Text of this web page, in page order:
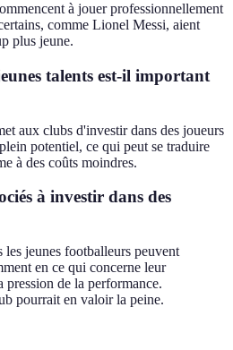
à jouer professionnellement
comme Lionel Messi, aient
plus jeune.
talents est-il important
aux clubs d'investir dans des joueurs
potentiel, ce qui peut se traduire
à des coûts moindres.
à investir dans des
les jeunes footballeurs peuvent
en ce qui concerne leur
de la performance.
pourrait en valoir la peine.